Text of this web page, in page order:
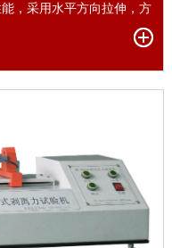
，采用水平方向拉伸，方